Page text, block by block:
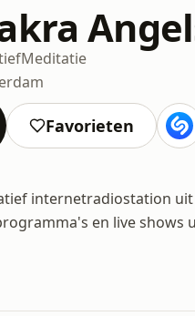
Meditatie
Favorieten
internetradiostation
en live